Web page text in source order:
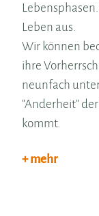
Leben aus.
Wir können
ihre
neunfach
"Anderheit"
kommt.
+ mehr